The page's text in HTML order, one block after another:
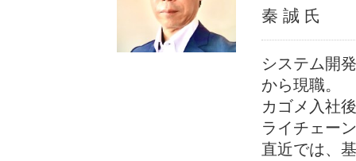
秦 誠 氏
システム開
から現職。
カゴメ入社
ライチェー
直近では、